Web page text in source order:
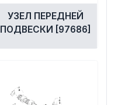
УЗЕЛ ПЕРЕДНЕЙ
ПОДВЕСКИ [97686]